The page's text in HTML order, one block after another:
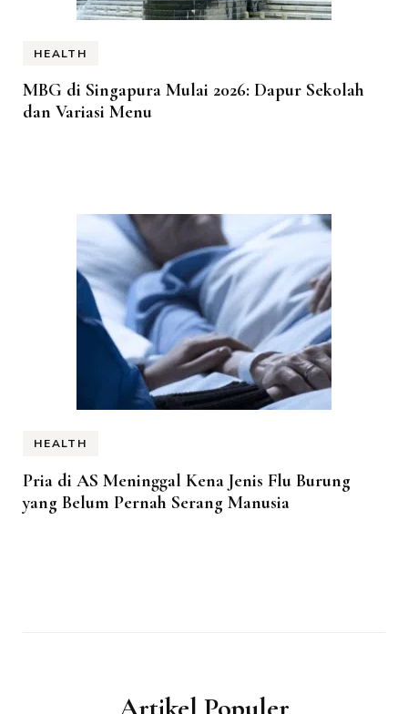
HEALTH
MBG di Singapura Mulai 2026: Dapur Sekolah
dan Variasi Menu
HEALTH
Pria di AS Meninggal Kena Jenis Flu Burung
yang Belum Pernah Serang Manusia